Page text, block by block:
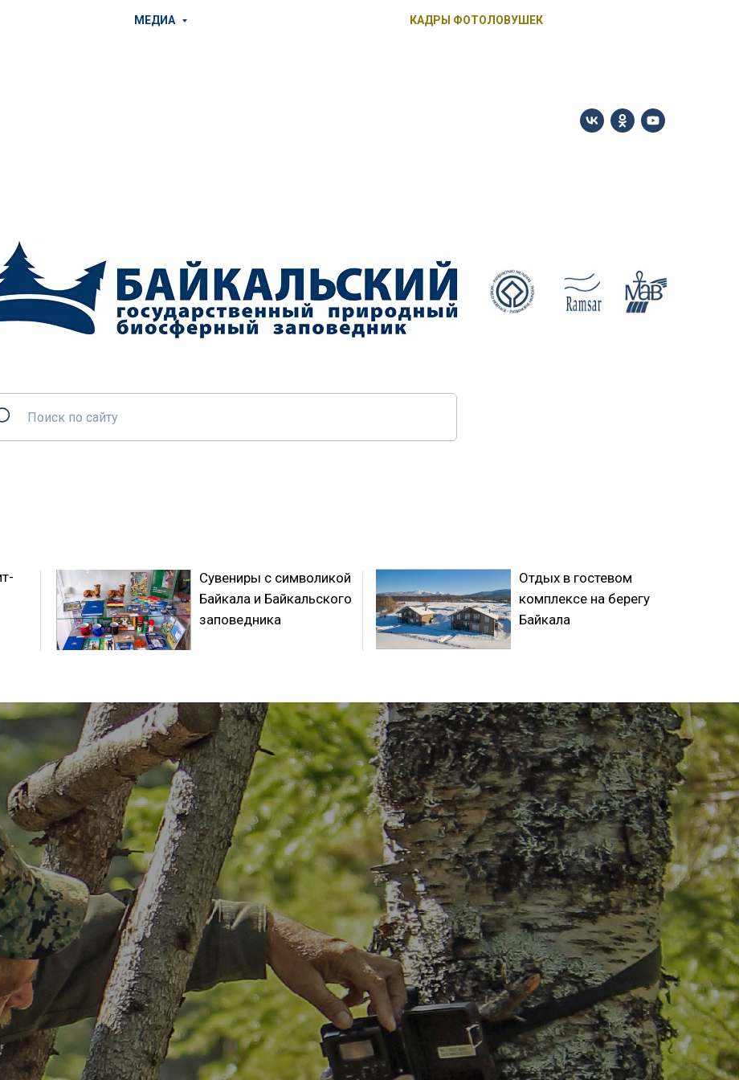
МЕДИА КАДРЫ ФОТОЛОВУШЕК
Отдых в гостевом
комплексе на берегу
Байкала
Сувениры с символикой
Байкала и Байкальского
заповедника
модулем из технологической страницы раздела "Продвижение"